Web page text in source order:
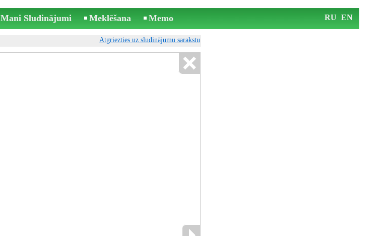
Mani Sludinājumi Meklēšana Memo RU EN
Atgriezties uz sludinājumu sarakstu